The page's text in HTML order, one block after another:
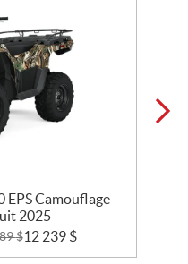
EPS Camouflage
2025
$12 239 $